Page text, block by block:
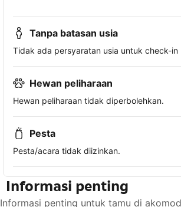
Tanpa batasan usia
Tidak ada persyaratan usia untuk check-in
Hewan peliharaan
Hewan peliharaan tidak diperbolehkan.
Pesta
Pesta/acara tidak diizinkan.
Informasi penting
Informasi penting untuk tamu di